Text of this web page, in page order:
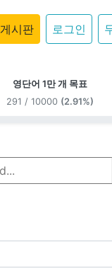
게시판 로그인
영단어 1만 개 목표
291 / 10000 (2.91%)